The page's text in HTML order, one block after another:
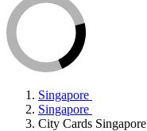
Singapore
Singapore
City Cards Singapore